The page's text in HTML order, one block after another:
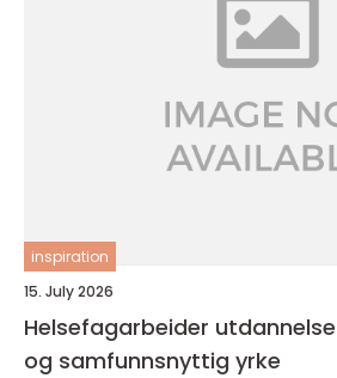
inspiration
15. July 2026
Helsefagarbeider utdannelse veien til et trygt
og samfunnsnyttig yrke